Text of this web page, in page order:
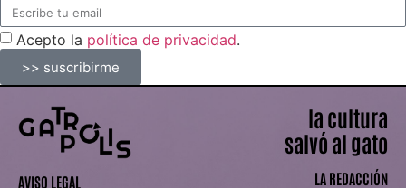
Acepto la política de privacidad.
>> suscribirme
AVISO LEGAL
la cultura
salvó al gato
LA REDACCIÓN